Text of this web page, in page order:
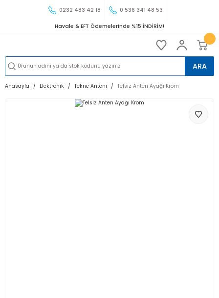
0232 483 42 18 0 536 341 48 53
Havale & EFT Ödemelerinde %15 İNDİRİM!
ARA
Anasayfa Elektronik Tekne Anteni Telsiz Anten Ayağı Krom